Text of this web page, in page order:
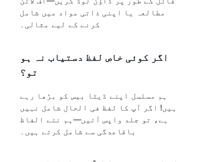
مطالعہ یا اپنی ذاتی مواد میں شامل
کرنے کے لیے مثالی۔
اگر کوئی خاص لفظ دستیاب نہ ہو
تو؟
ہم مسلسل اپنے ڈیٹا بیس کو بڑھا رہے
ہیں! اگر آپ کا لفظ فی الحال شامل نہیں
ہے، تو جلد واپس آئیں—ہم نئے الفاظ
باقاعدگی سے شامل کرتے ہیں۔